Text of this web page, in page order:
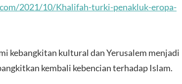
2021/10/Khalifah-turki-penakluk-eropa-
kebangkitan kultural dan Yerusalem menjadi
kembali kebencian terhadap Islam.